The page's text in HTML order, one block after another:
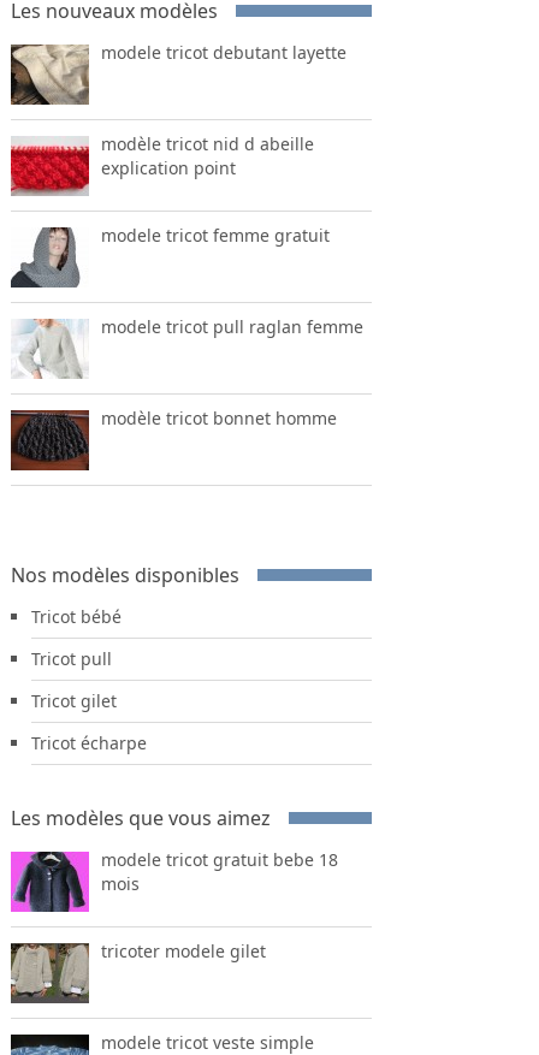
Les nouveaux modèles
modele tricot debutant layette
modèle tricot nid d abeille
explication point
modele tricot femme gratuit
modele tricot pull raglan femme
modèle tricot bonnet homme
Nos modèles disponibles
Tricot bébé
Tricot pull
Tricot gilet
Tricot écharpe
Les modèles que vous aimez
modele tricot gratuit bebe 18
mois
tricoter modele gilet
modele tricot veste simple